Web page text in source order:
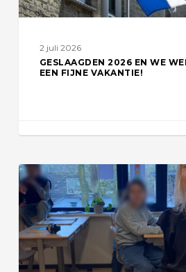
2 juli 2026
GESLAAGDEN 2026 EN WE
EEN FIJNE VAKANTIE!
Lexi
wint
prijsvraag
tijdens
open
dag